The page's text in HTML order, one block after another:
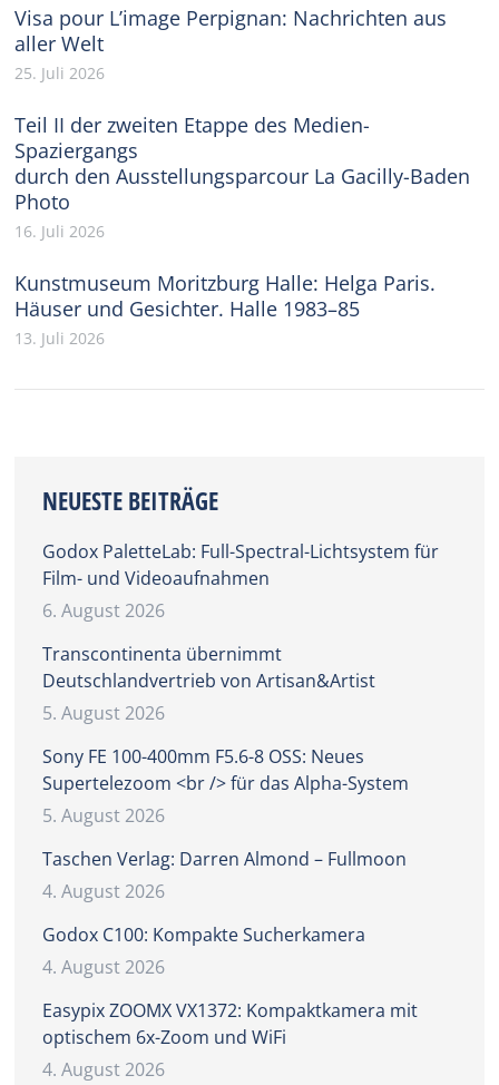
Visa pour L’image Perpignan: Nachrichten aus
aller Welt
25. Juli 2026
Teil II der zweiten Etappe des Medien-
Spaziergangs
durch den Ausstellungsparcour La Gacilly-Baden
Photo
16. Juli 2026
Kunstmuseum Moritzburg Halle: Helga Paris.
Häuser und Gesichter. Halle 1983–85
13. Juli 2026
NEUESTE BEITRÄGE
Godox PaletteLab: Full-Spectral-Lichtsystem für
Film- und Videoaufnahmen
6. August 2026
Transcontinenta übernimmt
Deutschlandvertrieb von Artisan&Artist
5. August 2026
Sony FE 100-400mm F5.6-8 OSS: Neues
Supertelezoom <br /> für das Alpha-System
5. August 2026
Taschen Verlag: Darren Almond – Fullmoon
4. August 2026
Godox C100: Kompakte Sucherkamera
4. August 2026
Easypix ZOOMX VX1372: Kompaktkamera mit
optischem 6x-Zoom und WiFi
4. August 2026